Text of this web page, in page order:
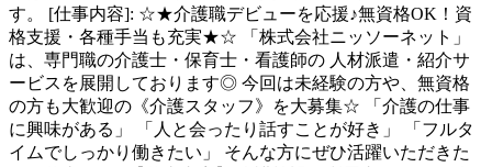
す。 [仕事内容]: ☆★介護職デビューを応援♪無資格OK！資
格支援・各種手当も充実★☆ 「株式会社ニッソーネット」
は、専門職の介護士・保育士・看護師の 人材派遣・紹介サ
ービスを展開しております◎ 今回は未経験の方や、無資格
の方も大歓迎の《介護スタッフ》を大募集☆ 「介護の仕事
に興味がある」 「人と会ったり話すことが好き」 「フルタ
イムでしっかり働きたい」 そんな方にぜひ活躍いただきた